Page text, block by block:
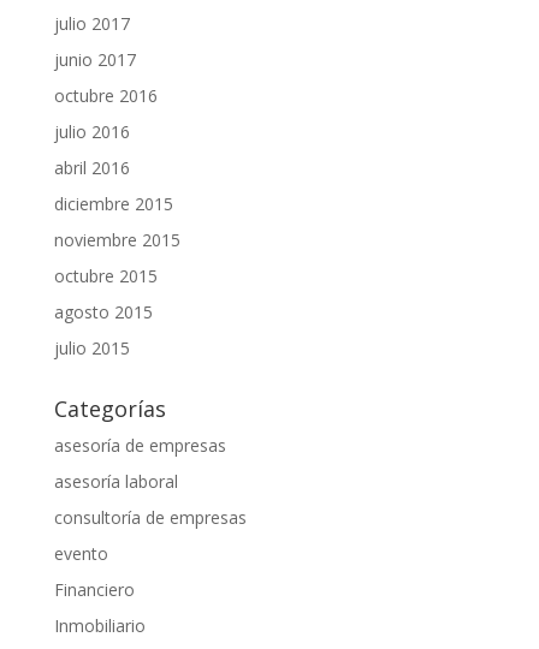
julio 2017
junio 2017
octubre 2016
julio 2016
abril 2016
diciembre 2015
noviembre 2015
octubre 2015
agosto 2015
julio 2015
Categorías
asesoría de empresas
asesoría laboral
consultoría de empresas
evento
Financiero
Inmobiliario